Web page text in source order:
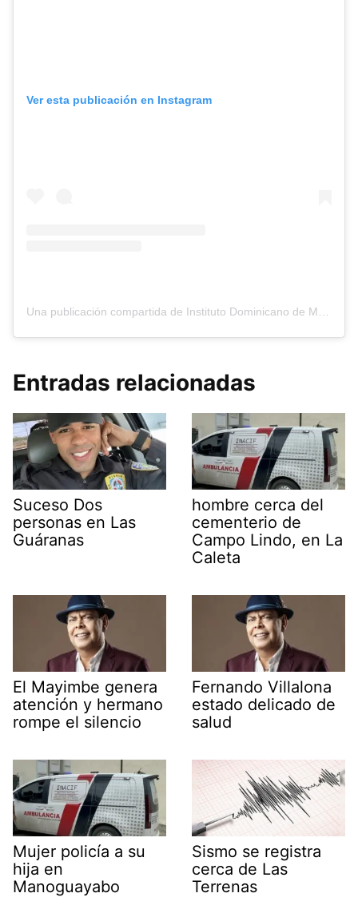
Ver esta publicación en Instagram
Entradas relacionadas
Suceso Dos
personas en Las
Guáranas
hombre cerca del
cementerio de
Campo Lindo, en La
Caleta
El Mayimbe genera
atención y hermano
rompe el silencio
Fernando Villalona
estado delicado de
salud
Mujer policía a su
hija en
Manoguayabo
Sismo se registra
cerca de Las
Terrenas